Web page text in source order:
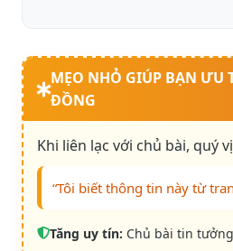
MẸO NHỎ GIÚP BẠN ƯU
ĐỒNG
Khi liên lạc với chủ bài, quý
“Tôi biết thông tin này từ
Tăng uy tín: Chủ bài tin